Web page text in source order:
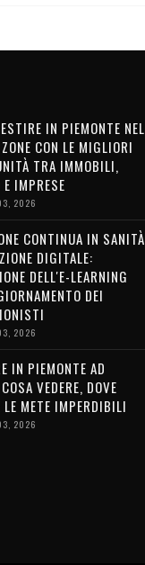
IN PIEMONTE NEL
CON LE MIGLIORI
TRA IMMOBILI,
IMPRESE
2026
CONTINUA IN SANITÀ
DIGITALE:
DELL'E-LEARNING
DEI
2026
IN PIEMONTE AD
VEDERE, DOVE
LE METE IMPERDIBILI
2026